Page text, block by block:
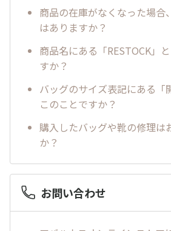
商品の在庫がなくなった場合
はありますか？
商品名にある「RESTOCK」
すか？
バッグのサイズ表記にある「
このことですか？
購入したバッグや靴の修理は
か？
お問い合わせ